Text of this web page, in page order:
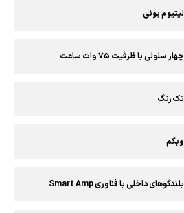
لیتیوم یونی
چهار سلولی با ظرفیت ۷۵ وات ساعت
تک رنگ
وبکم
بلندگوهای داخلی با فناوری Smart Amp